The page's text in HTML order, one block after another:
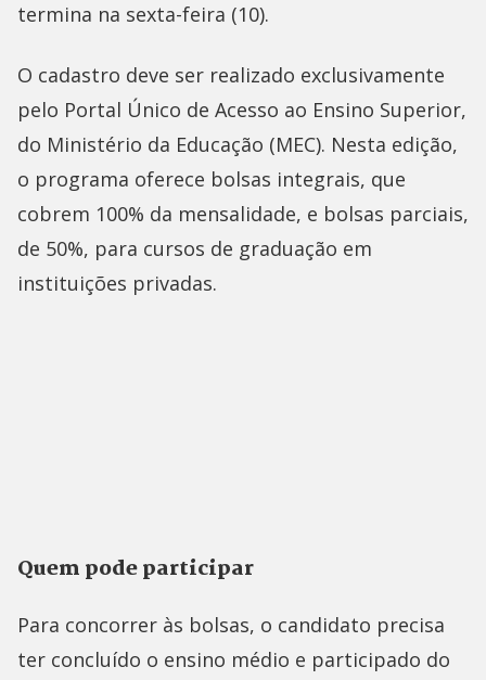
termina na sexta-feira (10).
O cadastro deve ser realizado exclusivamente
pelo Portal Único de Acesso ao Ensino Superior,
do Ministério da Educação (MEC). Nesta edição,
o programa oferece bolsas integrais, que
cobrem 100% da mensalidade, e bolsas parciais,
de 50%, para cursos de graduação em
instituições privadas.
Quem pode participar
Para concorrer às bolsas, o candidato precisa
ter concluído o ensino médio e participado do